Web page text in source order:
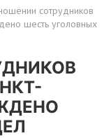
сотрудников
шесть уголовных